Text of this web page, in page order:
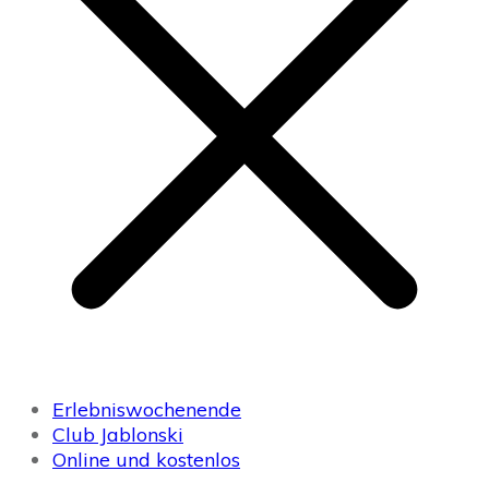
Erlebniswochenende
Club Jablonski
Online und kostenlos